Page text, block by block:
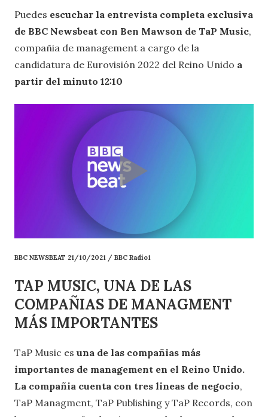
Puedes escuchar la entrevista completa exclusiva
de BBC Newsbeat con Ben Mawson de TaP Music,
compañia de management a cargo de la
candidatura de Eurovisión 2022 del Reino Unido a
partir del minuto 12:10
BBC NEWSBEAT 21/10/2021 / BBC Radio1
TAP MUSIC, UNA DE LAS
COMPAÑIAS DE MANAGMENT
MÁS IMPORTANTES
TaP Music es una de las compañias más
importantes de management en el Reino Unido.
La compañia cuenta con tres lineas de negocio,
TaP Managment, TaP Publishing y TaP Records, con